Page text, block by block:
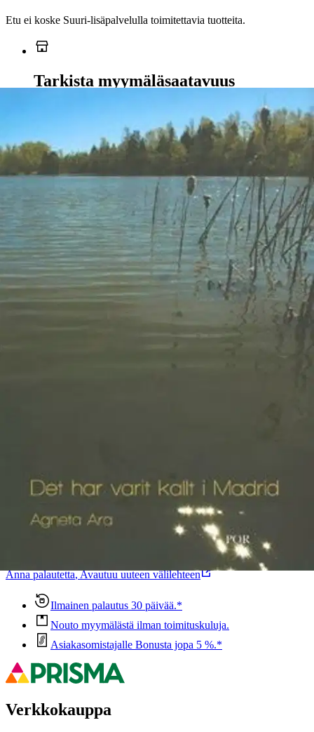
Etu ei koske Suuri‑lisäpalvelulla toimitettavia tuotteita.
Tarkista myymäläsaatavuus
Ei saatavilla
Tuotekuvaus
Minnen, längtan och den flyktiga lyckan är de element Agneta Ara
använder när hon skriver sin magiska roman. Döden ligger som en
skugga över den lyckliga familjen, som består av Bella, André, far
och mor. Hemma hos den spännande grannen Troy Malloy finns
också den sovande Luciana - vem är hon? Ara tar i den här
fascinerande berättelsen upp teman som övergivande och förlust,
lyckan i nuet och för länge sen, sorger och minnen. Ur barnets
Oletko tyytyväinen tuotetietoihin?
Ovatko tuotetiedot riittävät? Jos tuotetiedoissa on puutteita tai niitä
Anna palautetta,Avautuu uuteen välilehteen
Ilmainen palautus 30 päivää.*
Nouto myymälästä ilman toimituskuluja.
Asiakasomistajalle Bonusta jopa 5 %.*
Verkkokauppa